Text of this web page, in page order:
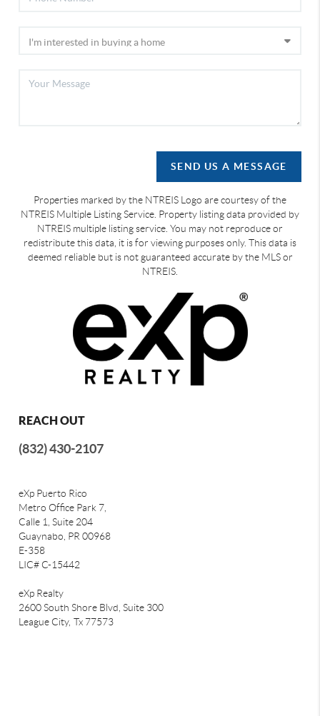
SEND US A MESSAGE
Properties marked by the NTREIS Logo are courtesy of the
NTREIS Multiple Listing Service. Property listing data provided by
NTREIS multiple listing service. You may not reproduce or
redistribute this data, it is for viewing purposes only. This data is
deemed reliable but is not guaranteed accurate by the MLS or
NTREIS.
REACH OUT
(832) 430-2107
eXp Puerto Rico
Metro Office Park 7,
Calle 1, Suite 204
Guaynabo, PR 00968
E-358
LIC# C-15442
eXp Realty
2600 South Shore Blvd, Suite 300
League City, Tx 77573